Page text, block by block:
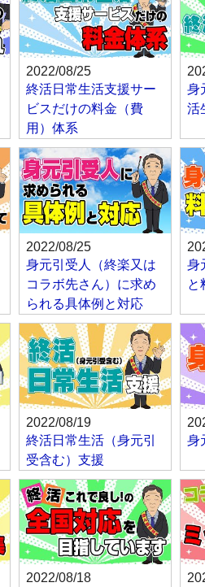
2022/08/25
終活日常生活支援サー
ビスだけの料金（費
用）体系
身
活
2022/08/25
身元引受人（終楽又は
コラボ先さん）に求め
られる具体例と対応
身
と
2022/08/19
終活日常生活（身元引
受含む）支援
身
2022/08/18